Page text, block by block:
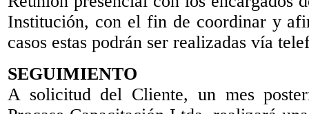
Institución, con el fin de coordinar y
casos estas podrán ser realizadas vía
SEGUIMIENTO
A solicitud del Cliente, un mes